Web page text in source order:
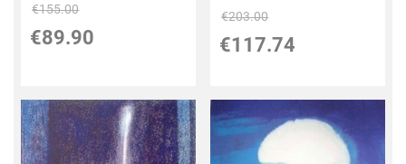
€155.00
€89.90
€203.00
€117.74